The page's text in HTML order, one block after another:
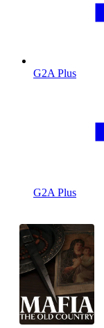
G2A Plus
G2A Plus